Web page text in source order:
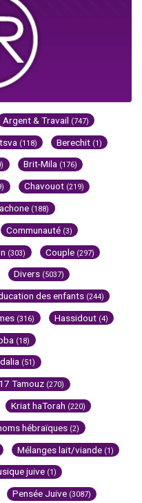
Argent & Travail (747)
(118) Berechit (1)
Brit-Mila (176)
Chavouot (219)
(188)
Communauté (3)
(303) Couple (297)
Divers (5037)
des enfants (244)
(316) Hassidout (4)
(18)
(51)
Tamouz (270)
Kriat haTorah (220)
hébraïques (2)
Mélanges lait/viande (1)
juive (1)
Pensée Juive (3087)